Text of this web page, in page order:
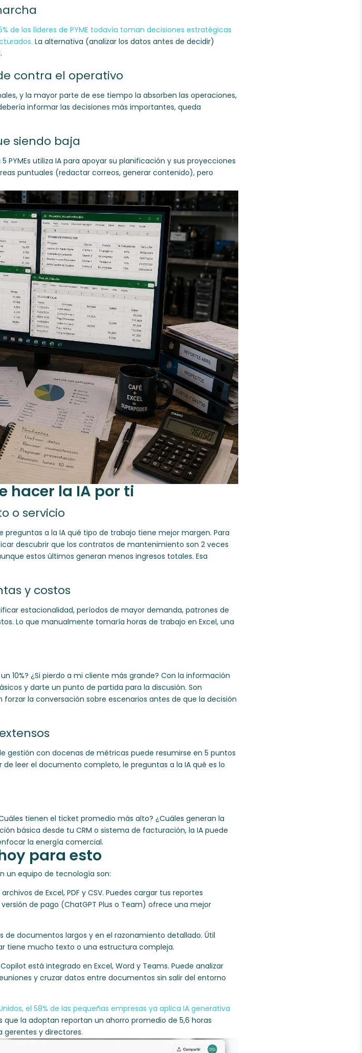
de los líderes de PYME todavía toman decisiones estratégicas
La alternativa (analizar los datos antes de decidir)
contra el operativo
y la mayor parte de ese tiempo la absorben las operaciones,
informar las decisiones más importantes, queda
siendo baja
PYMEs utiliza IA para apoyar su planificación y sus proyecciones
puntuales (redactar correos, generar contenido), pero
hacer la IA por ti
o servicio
a la IA qué tipo de trabajo tiene mejor margen. Para
descubrir que los contratos de mantenimiento son 2 veces
estos últimos generan menos ingresos totales. Esa
y costos
estacionalidad, períodos de mayor demanda, patrones de
Lo que manualmente tomaría horas de trabajo en Excel, una
10%? ¿Si pierdo a mi cliente más grande? Con la información
y darte un punto de partida para la discusión. Son
la conversación sobre escenarios antes de que la decisión
gestión con docenas de métricas puede resumirse en 5 puntos
leer el documento completo, le preguntas a la IA qué es lo
tienen el ticket promedio más alto? ¿Cuáles generan la
básica desde tu CRM o sistema de facturación, la IA puede
la energía comercial.
para esto
un equipo de tecnología son:
de Excel, PDF y CSV. Puedes cargar tus reportes
de pago (ChatGPT Plus o Team) ofrece una mejor
de documentos largos y en el razonamiento detallado. Útil
tiene mucho texto o una estructura compleja.
está integrado en Excel, Word y Teams. Puede analizar
y cruzar datos entre documentos sin salir del entorno
el 58% de las pequeñas empresas ya aplica IA generativa
que la adoptan reportan un ahorro promedio de 5,6 horas
gerentes y directores.